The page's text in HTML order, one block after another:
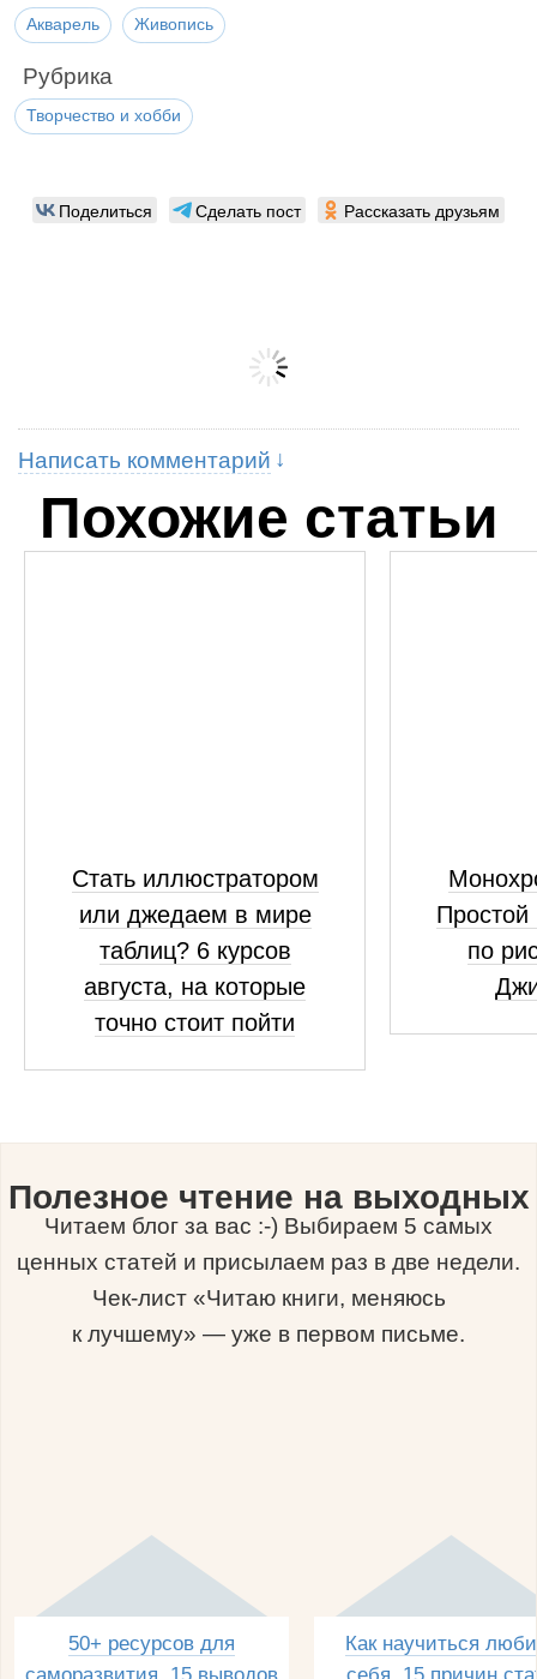
Акварель Живопись
Рубрика
Творчество и хобби
Поделиться Сделать пост Рассказать друзьям
Написать комментарий
Похожие статьи
Стать иллюстратором
или джедаем в мире
таблиц? 6 курсов
августа, на которые
точно стоит пойти
Простой
по
Полезное чтение на выходных
Читаем блог за вас :-) Выбираем 5 самых
ценных статей и присылаем раз в две недели.
Чек-лист «Читаю книги, меняюсь
к лучшему» — уже в первом письме.
50+ ресурсов для
Как научиться